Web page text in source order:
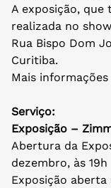
A exposição,
realizada no
Rua Bispo Dom
Curitiba.
Mais
Serviço:
Exposição –
Abertura da
dezembro, às 19h
Exposição